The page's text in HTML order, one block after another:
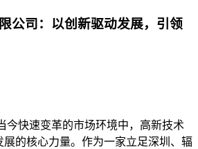
公司：以创新驱动发展，引领
快速变革的市场环境中，高新技术
的核心力量。作为一家立足深圳、辐